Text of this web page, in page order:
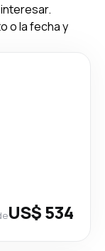
o la fecha y
US$ 534